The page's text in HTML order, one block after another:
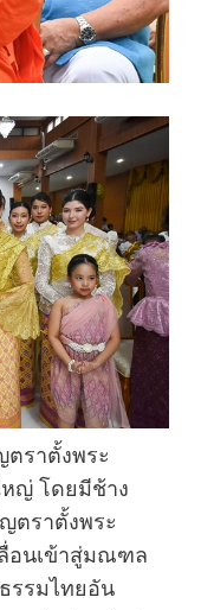
ราตั้งพระ
หญ่ โดยมีช้าง
ตราตั้งพระ
อนเข้าสู่มณฑล
รรมไทยอัน